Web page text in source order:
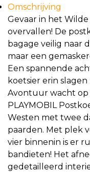
Omschrijving
Gevaar in het
overvallen! De
bagage veilig naar
maar een
Een spannende
koetsier erin
Avontuur wacht op
PLAYMOBIL
Westen met twee
paarden. Met plek
vier binnenin is er
bandieten! Het
gedetailleerd